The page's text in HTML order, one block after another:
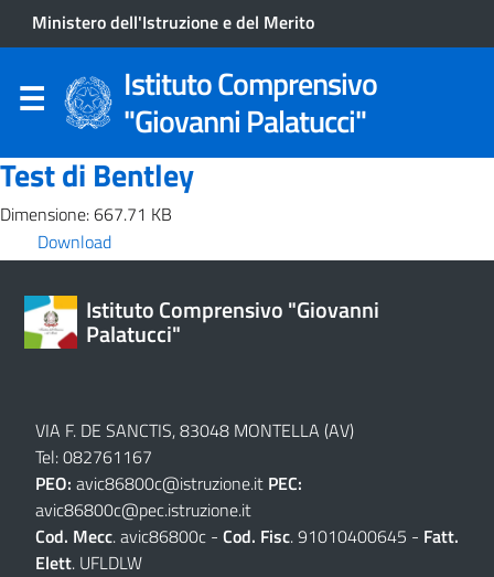
Ministero dell'Istruzione e del Merito
Istituto Comprensivo
"Giovanni Palatucci"
Test di Bentley
Dimensione: 667.71 KB
Download
Istituto Comprensivo "Giovanni
Palatucci"
VIA F. DE SANCTIS, 83048 MONTELLA (AV)
Tel: 082761167
PEO: avic86800c@istruzione.it PEC:
avic86800c@pec.istruzione.it
Cod. Mecc. avic86800c - Cod. Fisc. 91010400645 - Fatt.
Elett. UFLDLW